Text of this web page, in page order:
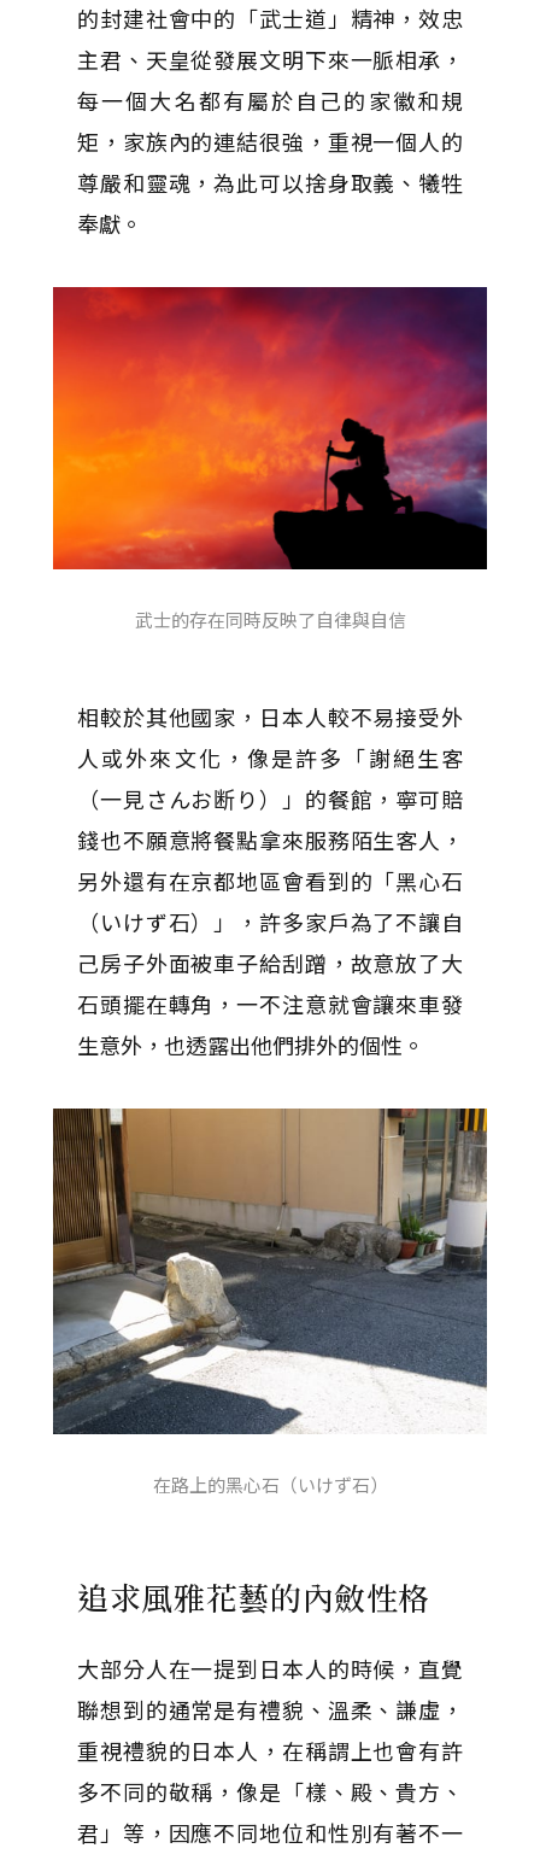
的封建社會中的「武士道」精神，效忠
主君、天皇從發展文明下來一脈相承，
每一個大名都有屬於自己的家徽和規
矩，家族內的連結很強，重視一個人的
尊嚴和靈魂，為此可以捨身取義、犧牲
奉獻。
武士的存在同時反映了自律與自信
相較於其他國家，日本人較不易接受外
人或外來文化，像是許多「謝絕生客
（一見さんお断り）」的餐館，寧可賠
錢也不願意將餐點拿來服務陌生客人，
另外還有在京都地區會看到的「黑心石
（いけず石）」，許多家戶為了不讓自
己房子外面被車子給刮蹭，故意放了大
石頭擺在轉角，一不注意就會讓來車發
生意外，也透露出他們排外的個性。
在路上的黑心石（いけず石）
追求風雅花藝的內斂性格
大部分人在一提到日本人的時候，直覺
聯想到的通常是有禮貌、溫柔、謙虛，
重視禮貌的日本人，在稱謂上也會有許
多不同的敬稱，像是「樣、殿、貴方、
君」等，因應不同地位和性別有著不一